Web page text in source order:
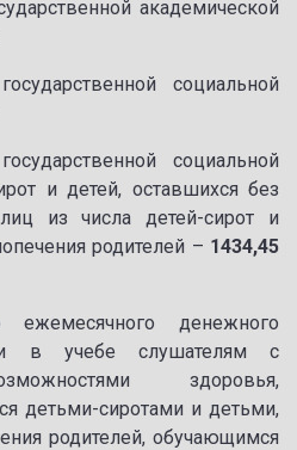
академической
социальной
социальной
и детей, оставшихся без
из числа детей-сирот и
родителей – 1434,45
денежного
в учебе слушателям с
здоровья,
детьми-сиротами и детьми,
родителей, обучающимся